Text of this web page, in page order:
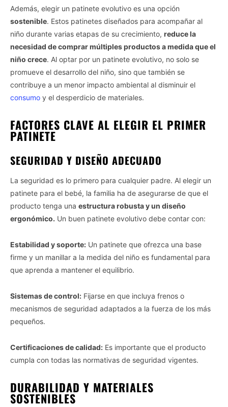
Además, elegir un patinete evolutivo es una opción
sostenible. Estos patinetes diseñados para acompañar al
niño durante varias etapas de su crecimiento, reduce la
necesidad de comprar múltiples productos a medida que el
niño crece. Al optar por un patinete evolutivo, no solo se
promueve el desarrollo del niño, sino que también se
contribuye a un menor impacto ambiental al disminuir el
consumo y el desperdicio de materiales.
FACTORES CLAVE AL ELEGIR EL PRIMER
PATINETE
SEGURIDAD Y DISEÑO ADECUADO
La seguridad es lo primero para cualquier padre. Al elegir un
patinete para el bebé, la familia ha de asegurarse de que el
producto tenga una estructura robusta y un diseño
ergonómico. Un buen patinete evolutivo debe contar con:
Estabilidad y soporte: Un patinete que ofrezca una base
firme y un manillar a la medida del niño es fundamental para
que aprenda a mantener el equilibrio.
Sistemas de control: Fijarse en que incluya frenos o
mecanismos de seguridad adaptados a la fuerza de los más
pequeños.
Certificaciones de calidad: Es importante que el producto
cumpla con todas las normativas de seguridad vigentes.
DURABILIDAD Y MATERIALES
SOSTENIBLES